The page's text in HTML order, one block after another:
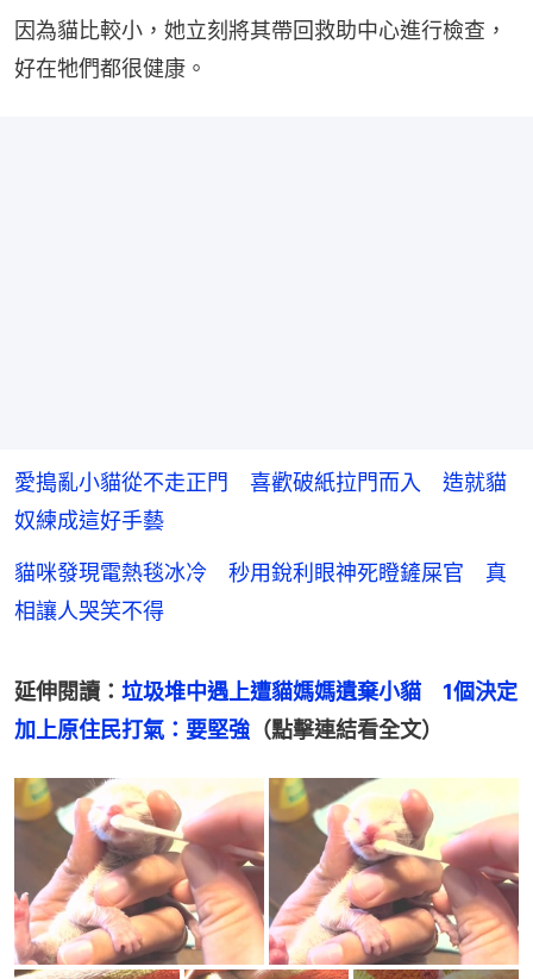
因為貓比較小，她立刻將其帶回救助中心進行檢查，
好在牠們都很健康。
愛搗亂小貓從不走正門 喜歡破紙拉門而入 造就貓
奴練成這好手藝
貓咪發現電熱毯冰冷 秒用銳利眼神死瞪鏟屎官 真
相讓人哭笑不得
延伸閱讀： 垃圾堆中遇上遭貓媽媽遺棄小貓　1個決定
加上原住民打氣：要堅強 （點擊連結看全文）